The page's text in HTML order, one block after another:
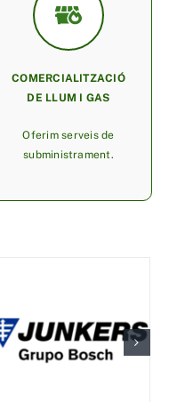
COMERCIALITZACIÓ
DE LLUM I GAS
Oferim serveis de
subministrament.